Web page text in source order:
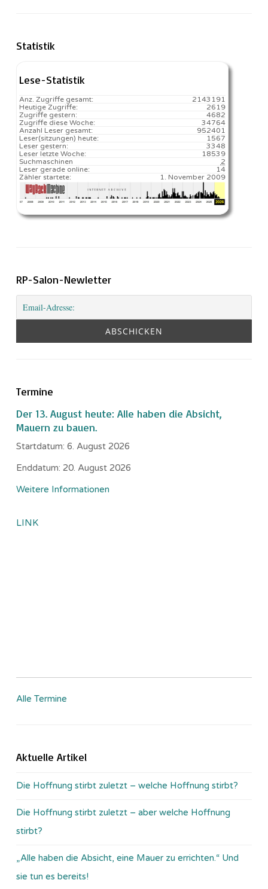
Statistik
Lese-Statistik
2143191
Anz. Zugriffe gesamt:
2619
Heutige Zugriffe:
4682
Zugriffe gestern:
34764
Zugriffe diese Woche:
952401
Anzahl Leser gesamt:
1567️
Leser(sitzungen) heute:
3348
Leser gestern:
18539️
Leser letzte Woche:
2
Suchmaschinen
14
Leser gerade online:
1. November 2009
Zähler startete:
RP-Salon-Newletter
Termine
Der 13. August heute: Alle haben die Absicht,
Mauern zu bauen.
Startdatum: 6. August 2026
Enddatum: 20. August 2026
Weitere Informationen
LINK
Alle Termine
Aktuelle Artikel
Die Hoffnung stirbt zuletzt – welche Hoffnung stirbt?
Die Hoffnung stirbt zuletzt – aber welche Hoffnung
stirbt?
„Alle haben die Absicht, eine Mauer zu errichten.“ Und
sie tun es bereits!